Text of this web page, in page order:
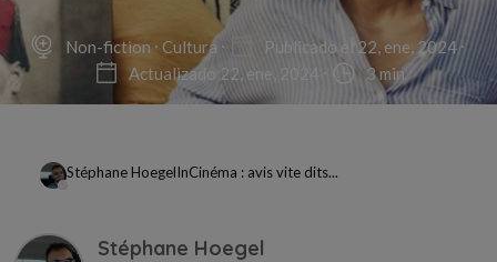
Non-fiction Cultura
Publicado el 22, ene, 2024
Actualizado 22, ene, 2024
3 min
Stéphane HoegelInCinéma : avis vite dits...
Stéphane Hoegel